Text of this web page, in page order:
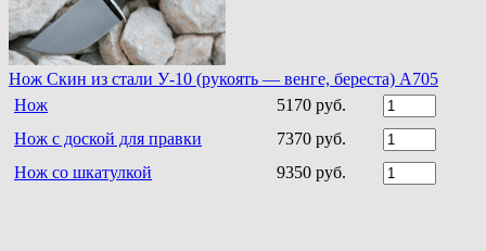
Нож Скин из стали У-10 (рукоять — венге, береста) А705
Нож
5170 руб.
Нож с доской для правки
7370 руб.
Нож со шкатулкой
9350 руб.